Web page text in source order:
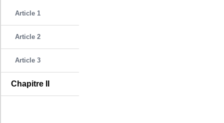
Article 1
Article 2
Article 3
Chapitre II